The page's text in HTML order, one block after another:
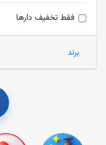
فقط تخفیف دارها
برند